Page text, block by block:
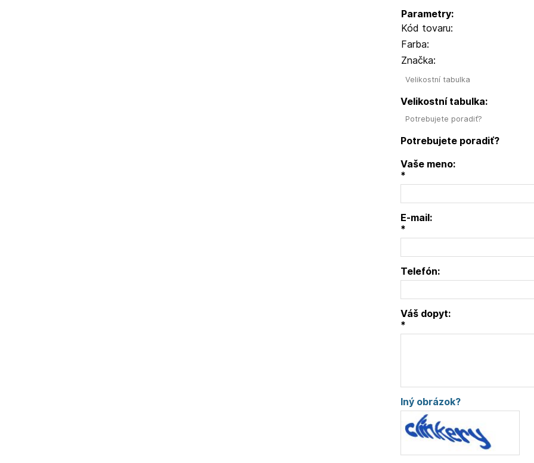
Parametry:
Kód tovaru:
Farba:
Značka:
Velikostní tabulka
Velikostní tabulka:
Potrebujete poradiť?
Potrebujete poradiť?
Vaše meno:
*
E-mail:
*
Telefón:
Váš dopyt:
*
Iný obrázok?